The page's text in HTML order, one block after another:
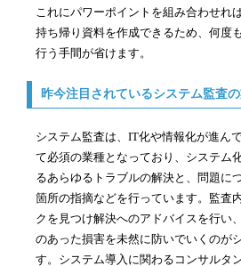
これにパワーポイントを組み合わせれ
持ち帰り資料を作成できるため、何度
行う手間が省けます。
昨今注目されているシステム監査
システム監査は、IT化や情報化が進ん
て必須の業種となっており、システム
るあらゆるトラブルの解決と、問題に
箇所の指摘などを行っています。監査
クを見つけ解決へのアドバイスを行い
のあった損害を未然に防いでいくのが
す。システム導入に関わるコンサルタ